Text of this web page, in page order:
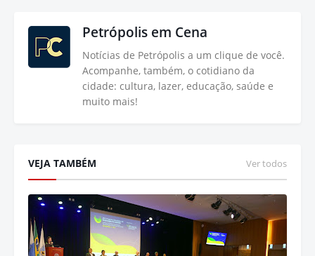
Petrópolis em Cena
Notícias de Petrópolis a um clique de você.
Acompanhe, também, o cotidiano da
cidade: cultura, lazer, educação, saúde e
muito mais!
VEJA TAMBÉM Ver todos